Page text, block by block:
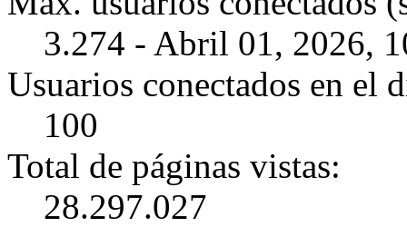
3.274 - Abril 01, 2026,
Usuarios conectados en el
100
Total de páginas vistas:
28.297.027